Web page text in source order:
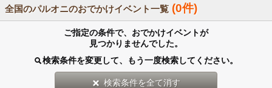
全国のパルオニのおでかけイベント一覧 (0件)
ご指定の条件で、おでかけイベントが
見つかりませんでした。
検索条件を変更して、もう一度検索してください。
検索条件を全て消す